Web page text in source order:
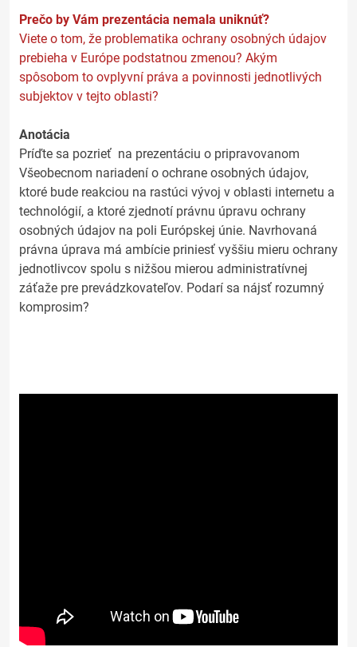
Prečo by Vám prezentácia nemala uniknúť?
Viete o tom, že problematika ochrany osobných údajov
prebieha v Európe podstatnou zmenou? Akým
spôsobom to ovplyvní práva a povinnosti jednotlivých
subjektov v tejto oblasti?
Anotácia
Príďte sa pozrieť na prezentáciu o pripravovanom
Všeobecnom nariadení o ochrane osobných údajov,
ktoré bude reakciou na rastúci vývoj v oblasti internetu a
technológií, a ktoré zjednotí právnu úpravu ochrany
osobných údajov na poli Európskej únie. Navrhovaná
právna úprava má ambície priniesť vyššiu mieru ochrany
jednotlivcov spolu s nižšou mierou administratívnej
záťaže pre prevádzkovateľov. Podarí sa nájsť rozumný
komprosim?